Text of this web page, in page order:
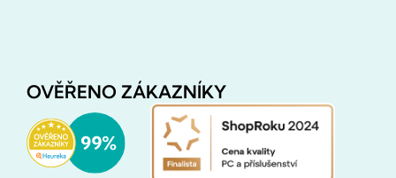
OVĚŘENO ZÁKAZNÍKY